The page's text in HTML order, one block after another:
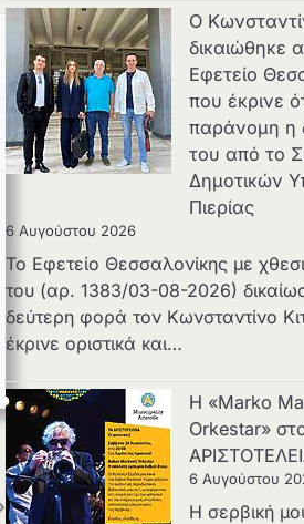
Ο
δικαιώθηκε
Εφετείο
που έκρινε
παράνομη η
του από το
Δημοτικών
Πιερίας
6 Αυγούστου 2026
Το Εφετείο Θεσσαλονίκης με
του (αρ. 1383/03-08-2026)
δεύτερη φορά τον Κωνσταντίνο
έκρινε οριστικά και…
Η «Marko
Orkestar»
6 Αυγούστου
Η σερβική